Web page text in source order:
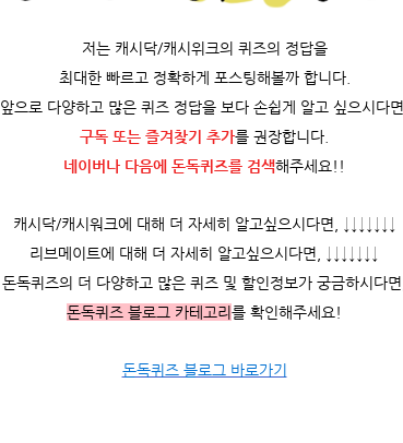
저는 캐시닥/캐시위크의 퀴즈의 정답을
최대한 빠르고 정확하게 포스팅해볼까 합니다.
앞으로 다양하고 많은 퀴즈 정답을 보다 손쉽게 알고 싶으시다면,
구독 또는 즐겨찾기 추가를 권장합니다.
네이버나 다음에 돈독퀴즈를 검색해주세요!!
캐시닥/캐시워크에 대해 더 자세히 알고싶으시다면, ↓↓↓↓↓↓↓
리브메이트에 대해 더 자세히 알고싶으시다면, ↓↓↓↓↓↓↓
돈독퀴즈의 더 다양하고 많은 퀴즈 및 할인정보가 궁금하시다면,
돈독퀴즈 블로그 카테고리를 확인해주세요!
돈독퀴즈 블로그 바로가기